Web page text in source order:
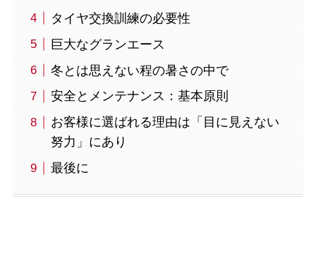
タイヤ交換訓練の必要性
巨大なグランエース
冬とは思えない程の暑さの中で
安全とメンテナンス：基本原則
お客様に選ばれる理由は「目に見えない
努力」にあり
最後に